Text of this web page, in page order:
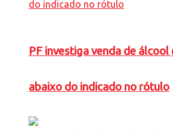
PF investiga venda de
abaixo do indicado no rótulo